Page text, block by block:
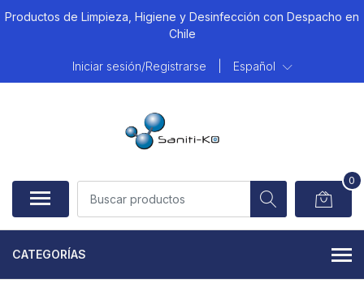
Productos de Limpieza, Higiene y Desinfección con Despacho en
Chile
Iniciar sesión/Registrarse Español
0
CATEGORÍAS